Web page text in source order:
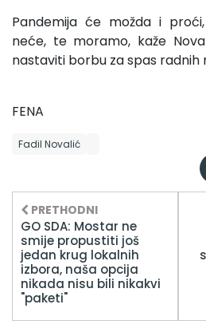
Pandemija će možda i
neće, te moramo, kaže
nastaviti borbu za spas radnih
FENA
Fadil Novalić
PRETHODNI
GO SDA: Mostar ne
smije propustiti još
jedan krug lokalnih
izbora, naša opcija
nikada nisu bili nikakvi
"paketi"